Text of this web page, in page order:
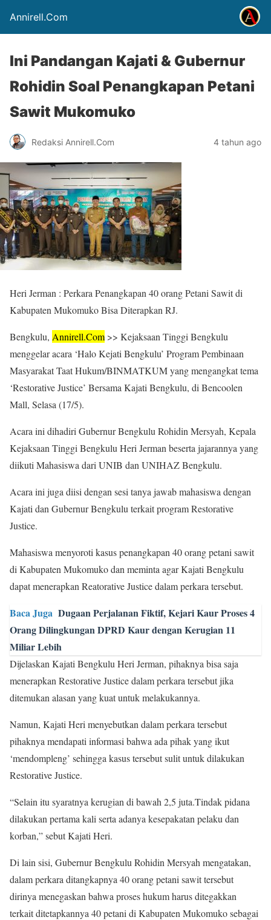
Annirell.Com
Ini Pandangan Kajati & Gubernur
Rohidin Soal Penangkapan Petani
Sawit Mukomuko
Redaksi Annirell.Com 4 tahun ago
Heri Jerman : Perkara Penangkapan 40 orang Petani Sawit di
Kabupaten Mukomuko Bisa Diterapkan RJ.
Bengkulu, Annirell.Com >> Kejaksaan Tinggi Bengkulu
menggelar acara ‘Halo Kejati Bengkulu’ Program Pembinaan
Masyarakat Taat Hukum/BINMATKUM yang mengangkat tema
‘Restorative Justice’ Bersama Kajati Bengkulu, di Bencoolen
Mall, Selasa (17/5).
Acara ini dihadiri Gubernur Bengkulu Rohidin Mersyah, Kepala
Kejaksaan Tinggi Bengkulu Heri Jerman beserta jajarannya yang
diikuti Mahasiswa dari UNIB dan UNIHAZ Bengkulu.
Acara ini juga diisi dengan sesi tanya jawab mahasiswa dengan
Kajati dan Gubernur Bengkulu terkait program Restorative
Justice.
Mahasiswa menyoroti kasus penangkapan 40 orang petani sawit
di Kabupaten Mukomuko dan meminta agar Kajati Bengkulu
dapat menerapkan Reatorative Justice dalam perkara tersebut.
Baca Juga Dugaan Perjalanan Fiktif, Kejari Kaur Proses 4
Orang Dilingkungan DPRD Kaur dengan Kerugian 11
Miliar Lebih
Dijelaskan Kajati Bengkulu Heri Jerman, pihaknya bisa saja
menerapkan Restorative Justice dalam perkara tersebut jika
ditemukan alasan yang kuat untuk melakukannya.
Namun, Kajati Heri menyebutkan dalam perkara tersebut
pihaknya mendapati informasi bahwa ada pihak yang ikut
‘mendompleng’ sehingga kasus tersebut sulit untuk dilakukan
Restorative Justice.
“Selain itu syaratnya kerugian di bawah 2,5 juta.Tindak pidana
dilakukan pertama kali serta adanya kesepakatan pelaku dan
korban,” sebut Kajati Heri.
Di lain sisi, Gubernur Bengkulu Rohidin Mersyah mengatakan,
dalam perkara ditangkapnya 40 orang petani sawit tersebut
dirinya menegaskan bahwa proses hukum harus ditegakkan
terkait ditetapkannya 40 petani di Kabupaten Mukomuko sebagai